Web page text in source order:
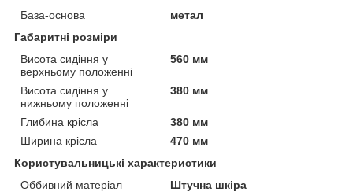
База-основа
метал
Габаритні розміри
Висота сидіння у
верхньому положенні
560 мм
Висота сидіння у
нижньому положенні
380 мм
Глибина крісла
380 мм
Ширина крісла
470 мм
Користувальницькі характеристики
Оббивний матеріал
Штучна шкіра